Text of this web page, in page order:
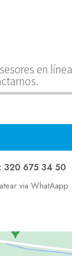
en línea
320 675 34 50
via WhatAapp.